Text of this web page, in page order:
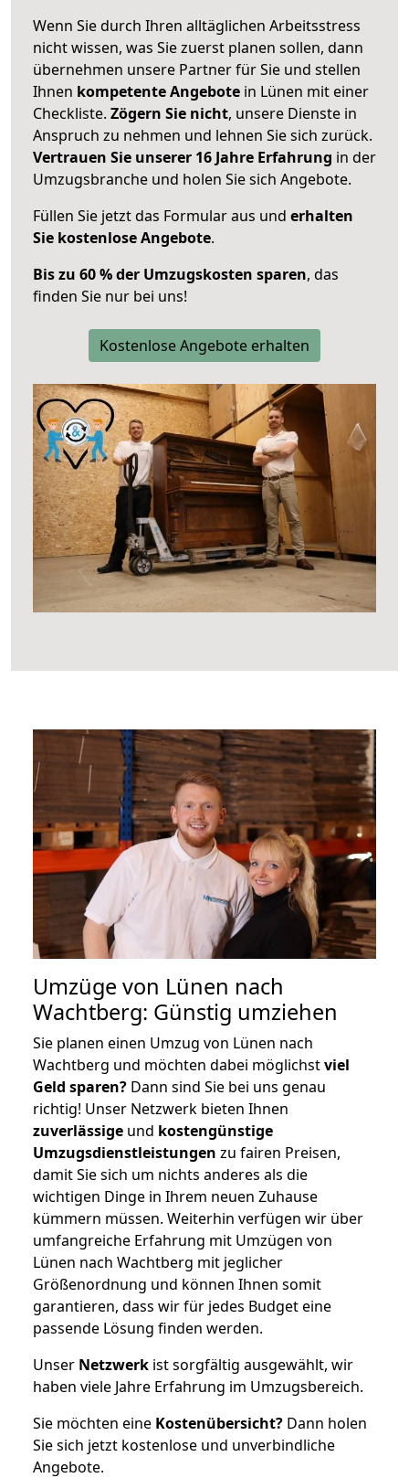
Wenn Sie durch Ihren alltäglichen Arbeitsstress
nicht wissen, was Sie zuerst planen sollen, dann
übernehmen unsere Partner für Sie und stellen
Ihnen kompetente Angebote in Lünen mit einer
Checkliste. Zögern Sie nicht, unsere Dienste in
Anspruch zu nehmen und lehnen Sie sich zurück.
Vertrauen Sie unserer 16 Jahre Erfahrung in der
Umzugsbranche und holen Sie sich Angebote.
Füllen Sie jetzt das Formular aus und erhalten
Sie kostenlose Angebote.
Bis zu 60 % der Umzugskosten sparen, das
finden Sie nur bei uns!
Kostenlose Angebote erhalten
Umzüge von Lünen nach
Wachtberg: Günstig umziehen
Sie planen einen Umzug von Lünen nach
Wachtberg und möchten dabei möglichstviel
Geld sparen? Dann sind Sie bei uns genau
richtig! Unser Netzwerk bieten Ihnen
zuverlässige und kostengünstige
Umzugsdienstleistungen zu fairen Preisen,
damit Sie sich um nichts anderes als die
wichtigen Dinge in Ihrem neuen Zuhause
kümmern müssen. Weiterhin verfügen wir über
umfangreiche Erfahrung mit Umzügen von
Lünen nach Wachtberg mit jeglicher
Größenordnung und können Ihnen somit
garantieren, dass wir für jedes Budget eine
passende Lösung finden werden.
Unser Netzwerk ist sorgfältig ausgewählt, wir
haben viele Jahre Erfahrung im Umzugsbereich.
Sie möchten eine Kostenübersicht? Dann holen
Sie sich jetzt kostenlose und unverbindliche
Angebote.